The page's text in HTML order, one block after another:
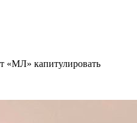
«МЛ» капитулировать